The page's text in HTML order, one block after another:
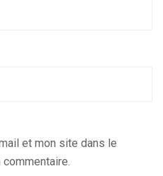
et mon site dans le